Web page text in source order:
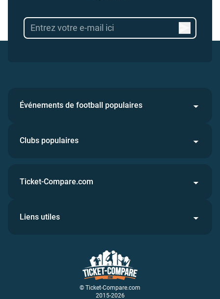
Événements de football populaires
Clubs populaires
© Ticket-Compare.com
2015-2026
Ticket-Compare.com
Liens utiles